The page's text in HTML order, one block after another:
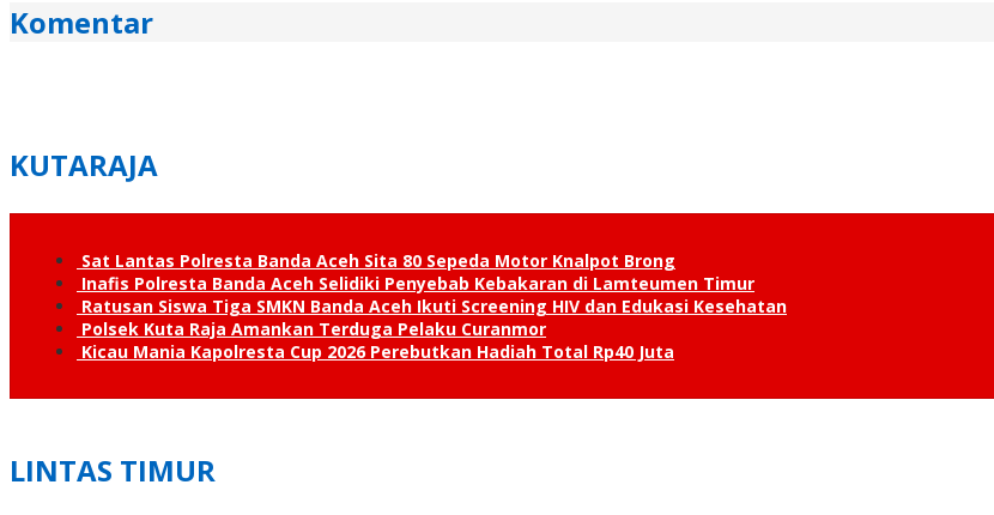
Komentar
KUTARAJA
Sat Lantas Polresta Banda Aceh Sita 80 Sepeda Motor Knalpot Brong
Inafis Polresta Banda Aceh Selidiki Penyebab Kebakaran di Lamteumen Timur
Ratusan Siswa Tiga SMKN Banda Aceh Ikuti Screening HIV dan Edukasi Kesehatan
Polsek Kuta Raja Amankan Terduga Pelaku Curanmor
Kicau Mania Kapolresta Cup 2026 Perebutkan Hadiah Total Rp40 Juta
LINTAS TIMUR